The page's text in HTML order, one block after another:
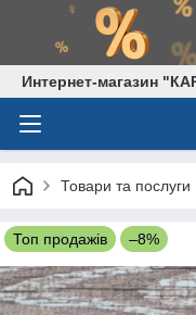
Интернет-магазин
Товари та послуги
Топ продажів –8%